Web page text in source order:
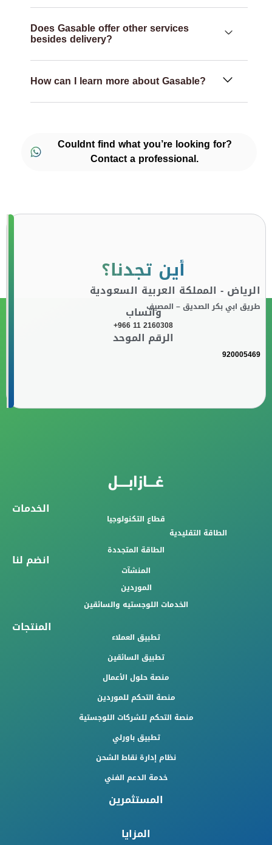
Does Gasable offer other services
besides delivery?
How can I learn more about Gasable?
Couldnt find what you’re looking for?
Contact a professional.
أين تجدنا؟
الرياض - المملكة العربية السعودية
طريق ابي بكر الصديق – المصيفواتساب
+966 11 2160308
الرقم الموحد
920005469
الخدمات
قطاع التكنولوجيا
الطاقة التقليدية
الطاقة المتجددة
انضم لنا
المنشآت
الموردين
الخدمات اللوجستيه والسائقين
المنتجات
تطبيق العملاء
تطبيق السائقين
منصة حلول الأعمال
منصة التحكم للموردين
منصة التحكم للشركات اللوجستية
تطبيق باورلي
نظام إدارة نقاط الشحن
خدمة الدعم الفني
المستثمرين
المزايا